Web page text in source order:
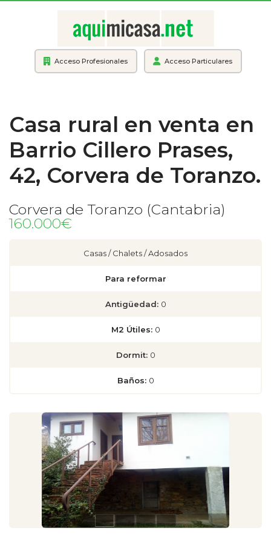
Acceso Profesionales Acceso Particulares
Casa rural en venta en
Barrio Cillero Prases,
42, Corvera de Toranzo.
Corvera de Toranzo (Cantabria)
160.000€
Casas / Chalets / Adosados
Para reformar
Antigüedad: 0
M2 Útiles: 0
Dormit: 0
Baños: 0